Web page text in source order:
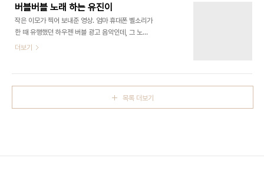
버블버블 노래 하는 유진이
작은 이모가 찍어 보내준 영상. 엄마 휴대폰 벨소리가
한 때 유행했던 하우젠 버블 광고 음악인데, 그 노래
가 좋았는지 흥얼거리며 따라하는게 아주 웃기다. :)
더보기
목록 더보기